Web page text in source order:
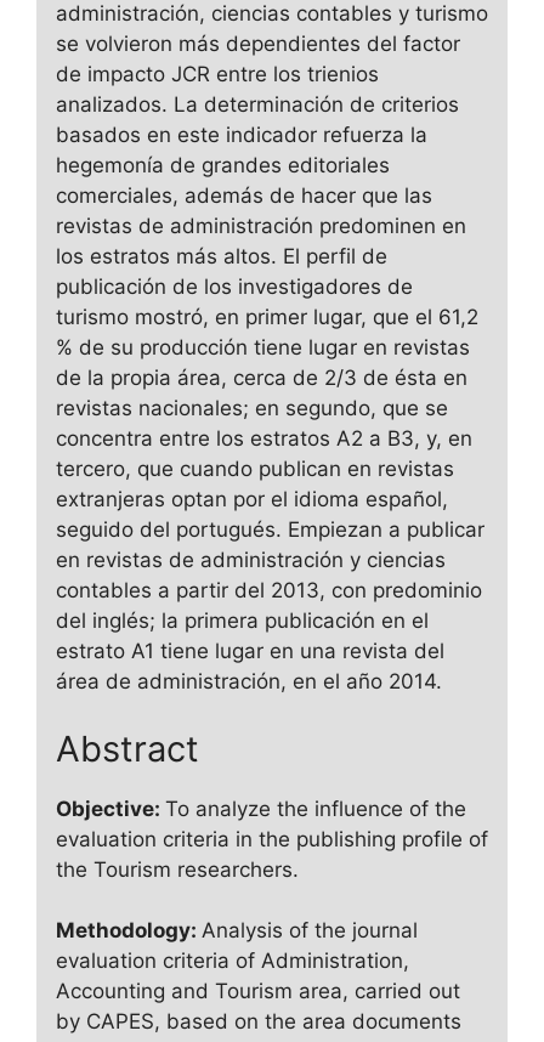
administración, ciencias contables y turismo
se volvieron más dependientes del factor
de impacto JCR entre los trienios
analizados. La determinación de criterios
basados ​​en este indicador refuerza la
hegemonía de grandes editoriales
comerciales, además de hacer que las
revistas de administración predominen en
los estratos más altos. El perfil de
publicación de los investigadores de
turismo mostró, en primer lugar, que el 61,2
% de su producción tiene lugar en revistas
de la propia área, cerca de 2/3 de ésta en
revistas nacionales; en segundo, que se
concentra entre los estratos A2 a B3, y, en
tercero, que cuando publican en revistas
extranjeras optan por el idioma español,
seguido del portugués. Empiezan a publicar
en revistas de administración y ciencias
contables a partir del 2013, con predominio
del inglés; la primera publicación en el
estrato A1 tiene lugar en una revista del
área de administración, en el año 2014.
Abstract
Objective: To analyze the influence of the
evaluation criteria in the publishing profile of
the Tourism researchers.
Methodology: Analysis of the journal
evaluation criteria of Administration,
Accounting and Tourism area, carried out
by CAPES, based on the area documents